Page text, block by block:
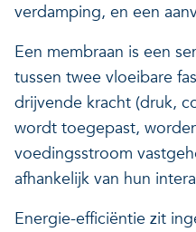
verdamping, en een
Een membraan is een
tussen twee vloeibare
drijvende kracht (druk,
wordt toegepast,
voedingsstroom
afhankelijk van hun
Energie-efficiëntie zit